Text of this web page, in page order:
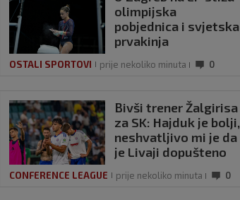
olimpijska
pobjednica i svjetska
prvakinja
OSTALI SPORTOVI prije nekoliko minuta 0
Bivši trener Žalgirisa
za SK: Hajduk je bolji,
neshvatljivo mi je da
je Livaji dopušteno
Varaždinu
CONFERENCE LEAGUE prije nekoliko minuta 0